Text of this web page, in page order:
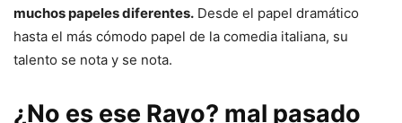
muchos papeles diferentes. Desde el papel dramático
hasta el más cómodo papel de la comedia italiana, su
talento se nota y se nota.
¿No es ese Rayo? mal pasado